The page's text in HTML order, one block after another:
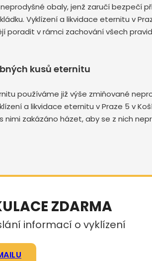
obaly, jenž zaručí bezpečí
Vyklízení a likvidace eternitu v
poradit v rámci zachování všech
kusů eternitu
používáme již výše zmiňované
a likvidace eternitu v Praze 5 v
zakázáno házet, aby se z nich
ZDARMA
informací o vyklízení